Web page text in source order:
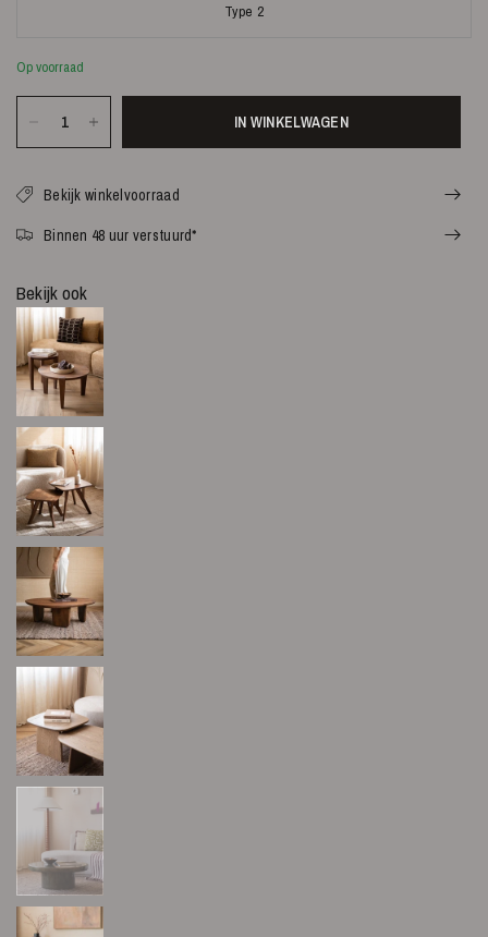
Type 2
Op voorraad
IN WINKELWAGEN
Bekijk winkelvoorraad
Binnen 48 uur verstuurd*
Bekijk ook